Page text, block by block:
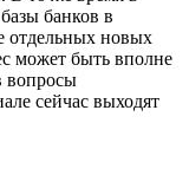
банков в
отдельных новых
может быть вполне
вопросы
сейчас выходят